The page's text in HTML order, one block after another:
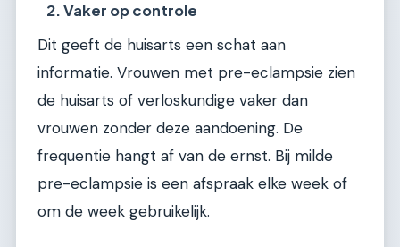
2. Vaker op controle
Dit geeft de huisarts een schat aan
informatie. Vrouwen met pre-eclampsie zien
de huisarts of verloskundige vaker dan
vrouwen zonder deze aandoening. De
frequentie hangt af van de ernst. Bij milde
pre-eclampsie is een afspraak elke week of
om de week gebruikelijk.